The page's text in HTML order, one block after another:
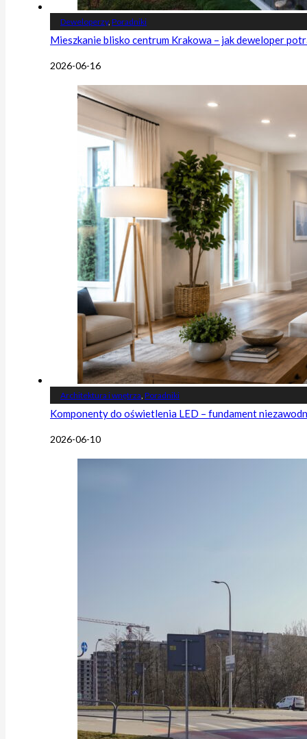
Deweloperzy, Poradniki
Mieszkanie blisko centrum Krakowa – jak deweloper
2026-06-16
Architektura i wnętrza Poradniki
Komponenty do oświetlenia LED – fundament
2026-06-10